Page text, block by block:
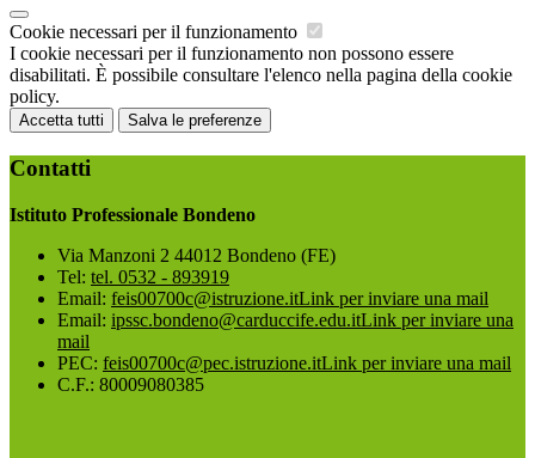
Cookie necessari per il funzionamento
I cookie necessari per il funzionamento non possono essere
disabilitati. È possibile consultare l'elenco nella pagina della cookie
policy.
Accetta tutti Salva le preferenze
Contatti
Istituto Professionale Bondeno
Via Manzoni 2 44012 Bondeno (FE)
Tel: tel. 0532 - 893919
Email: feis00700c@istruzione.itLink per inviare una mail
Email: ipssc.bondeno@carduccife.edu.itLink per inviare una
mail
PEC: feis00700c@pec.istruzione.itLink per inviare una mail
C.F.: 80009080385